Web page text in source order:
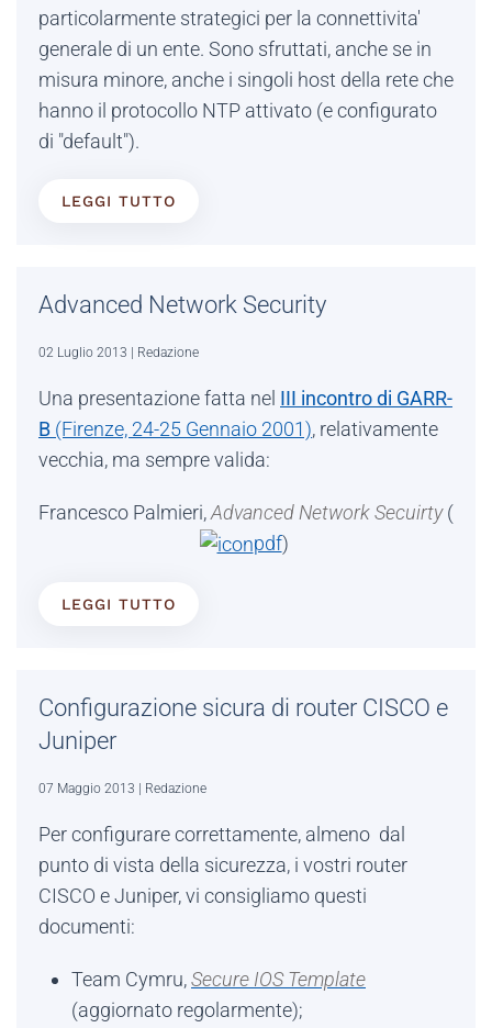
particolarmente strategici per la connettivita'
generale di un ente. Sono sfruttati, anche se in
misura minore, anche i singoli host della rete che
hanno il protocollo NTP attivato (e configurato
di "default").
LEGGI TUTTO
Advanced Network Security
02 Luglio 2013 | Redazione
Una presentazione fatta nel III incontro di GARR-
B (Firenze, 24-25 Gennaio 2001), relativamente
vecchia, ma sempre valida:
Francesco Palmieri,Advanced Network Secuirty(
pdf)
LEGGI TUTTO
Configurazione sicura di router CISCO e
Juniper
07 Maggio 2013 | Redazione
Per configurare correttamente, almeno dal
punto di vista della sicurezza, i vostri router
CISCO e Juniper, vi consigliamo questi
documenti:
Team Cymru,Secure IOS Template
(aggiornato regolarmente);